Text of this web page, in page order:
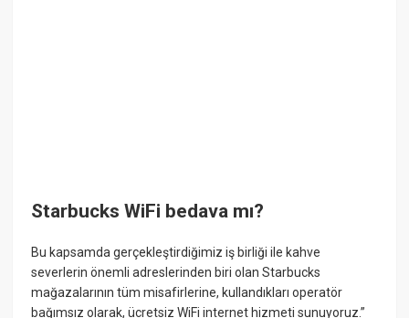
Starbucks WiFi bedava mı?
Bu kapsamda gerçekleştirdiğimiz iş birliği ile kahve
severlerin önemli adreslerinden biri olan Starbucks
mağazalarının tüm misafirlerine, kullandıkları operatör
bağımsız olarak, ücretsiz WiFi internet hizmeti sunuyoruz.”